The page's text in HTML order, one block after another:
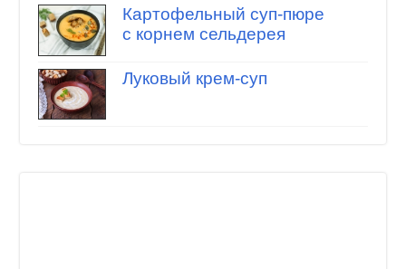
Картофельный суп-пюре
с корнем сельдерея
Луковый крем-суп